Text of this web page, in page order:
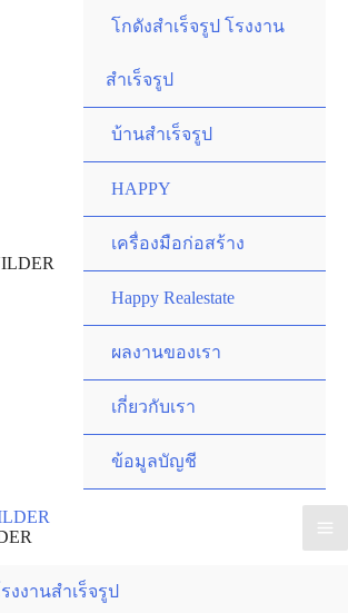
โกดังสำเร็จรูป โรงงาน
สำเร็จรูป
บ้านสำเร็จรูป
HAPPY
เครื่องมือก่อสร้าง
Happy Realestate
ผลงานของเรา
เกี่ยวกับเรา
ข้อมูลบัญชี
งงานสำเร็จรูป